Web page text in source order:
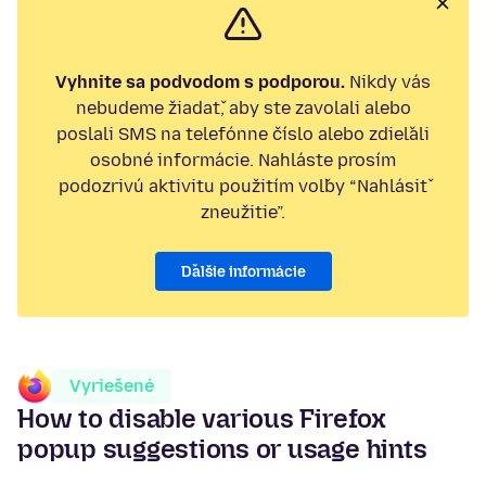
Vyhnite sa podvodom s podporou. Nikdy vás
nebudeme žiadať, aby ste zavolali alebo
poslali SMS na telefónne číslo alebo zdieľali
osobné informácie. Nahláste prosím
podozrivú aktivitu použitím voľby “Nahlásiť
zneužitie”.
Ďalšie informácie
Vyriešené
How to disable various Firefox
popup suggestions or usage hints